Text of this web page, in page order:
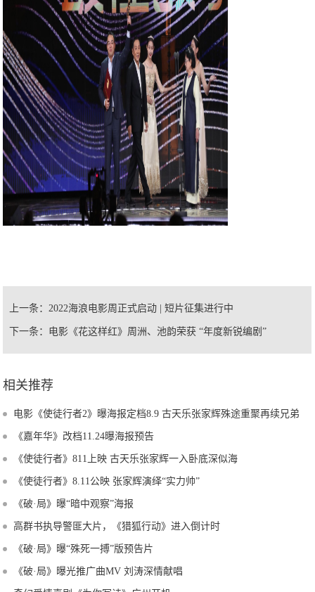
上一条： 2022海浪电影周正式启动 | 短片征集进行中
下一条： 电影《花这样红》周洲、池韵荣获 “年度新锐编剧”
相关推荐
电影《使徒行者2》曝海报定档8.9 古天乐张家辉殊途重聚再续兄弟
情 《嘉年华》改档11.24曝海报预告
《使徒行者》811上映 古天乐张家辉一入卧底深似海
《使徒行者》8.11公映 张家辉演绎“实力帅”
《破·局》曝“暗中观察”海报
高群书执导警匪大片，《猎狐行动》进入倒计时
《破·局》曝“殊死一搏”版预告片
《破·局》曝光推广曲MV 刘涛深情献唱